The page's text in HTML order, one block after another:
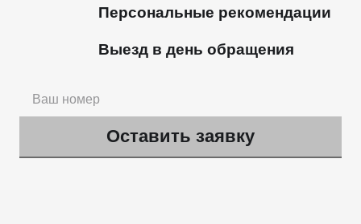
Персональные рекомендации
Выезд в день обращения